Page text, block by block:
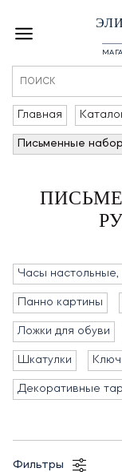
Главная
Письменные
Часы настольные,
Панно картины
Ложки для обуви
Шкатулки
Декоративные
Фильтры